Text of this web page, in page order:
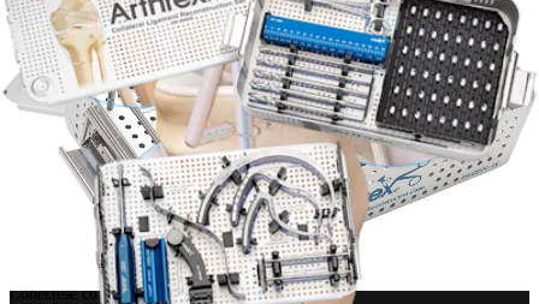
Rodilla
Set para reconstrucción del ligamento colateral
Producto
¿Cómo podemos ayudarlo?
Contacte a un representante
Ver eventos, laboratorios y oportunidades educativas
Regístrese para recibir: ¿Qué hay de nuevo en Arthrex?
Conéctese con nosotros